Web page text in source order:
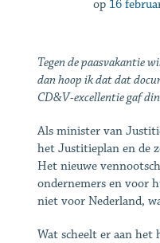
op 16
Tegen de paasvakantie
dan hoop ik dat dat
CD&V-excellentie gaf
Als minister van
het Justitieplan en de
Het nieuwe
ondernemers en voor
niet voor Nederland,
Wat scheelt er aan het